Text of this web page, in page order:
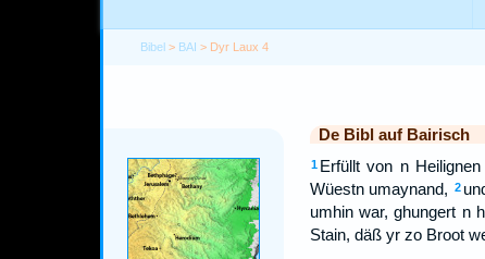
Bibel > BAI > Dyr Laux 4
De Bibl auf Bairisch
1 Erfüllt von n
Wüestn umaynand,
2
umhin war, ghungert n
Stain, däß yr zo Broot